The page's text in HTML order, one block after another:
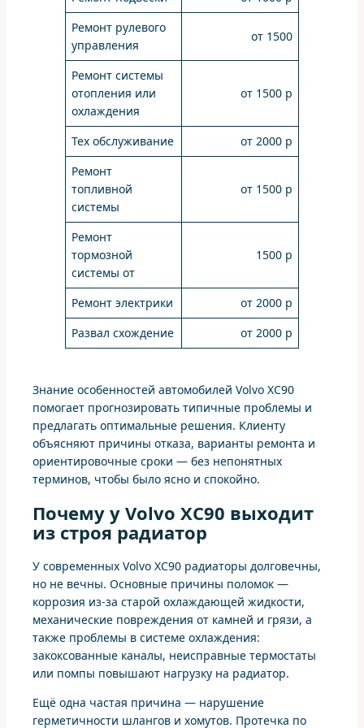
Ремонт рулевого
управления
от 1500
Ремонт системы
отопления или
охлаждения
от 1500 р
Тех обслуживание
от 2000 р
Ремонт
топливной
системы
от 1500 р
Ремонт
тормозной
системы от
1500 р
Ремонт электрики
от 2000 р
Развал схождение
от 2000 р
Знание особенностей автомобилей Volvo XC90
помогает прогнозировать типичные проблемы и
предлагать оптимальные решения. Клиенту
объясняют причины отказа, варианты ремонта и
ориентировочные сроки — без непонятных
терминов, чтобы было ясно и спокойно.
Почему у Volvo XC90 выходит
из строя радиатор
У современных Volvo XC90 радиаторы долговечны,
но не вечны. Основные причины поломок —
коррозия из-за старой охлаждающей жидкости,
механические повреждения от камней и грязи, а
также проблемы в системе охлаждения:
закоксованные каналы, неисправные термостаты
или помпы повышают нагрузку на радиатор.
Ещё одна частая причина — нарушение
герметичности шлангов и хомутов. Протечка по